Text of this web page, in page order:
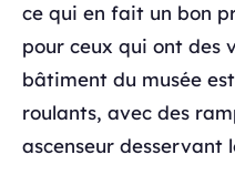
ce qui en fait un bon
pour ceux qui ont des
bâtiment du musée
roulants, avec des
ascenseur desservant